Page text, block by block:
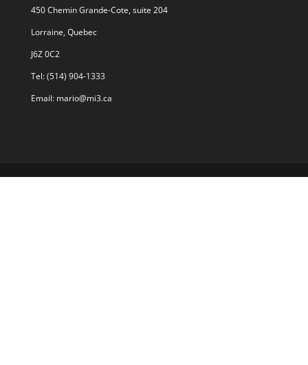
450 Chemin Grande-Cote, suite 204
Lorraine, Quebec
J6Z 0C2
Tel: (514) 904-1333
Email: mario@mi3.ca